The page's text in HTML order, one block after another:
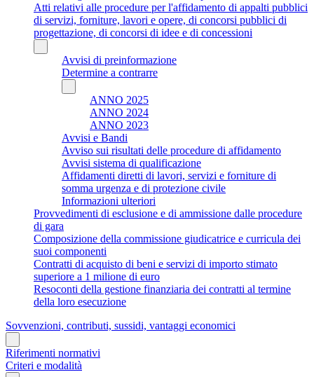
Atti relativi alle procedure per l'affidamento di appalti pubblici
di servizi, forniture, lavori e opere, di concorsi pubblici di
progettazione, di concorsi di idee e di concessioni
Avvisi di preinformazione
Determine a contrarre
ANNO 2025
ANNO 2024
ANNO 2023
Avvisi e Bandi
Avviso sui risultati delle procedure di affidamento
Avvisi sistema di qualificazione
Affidamenti diretti di lavori, servizi e forniture di
somma urgenza e di protezione civile
Informazioni ulteriori
Provvedimenti di esclusione e di ammissione dalle procedure
di gara
Composizione della commissione giudicatrice e curricula dei
suoi componenti
Contratti di acquisto di beni e servizi di importo stimato
superiore a 1 milione di euro
Resoconti della gestione finanziaria dei contratti al termine
della loro esecuzione
Sovvenzioni, contributi, sussidi, vantaggi economici
Riferimenti normativi
Criteri e modalità